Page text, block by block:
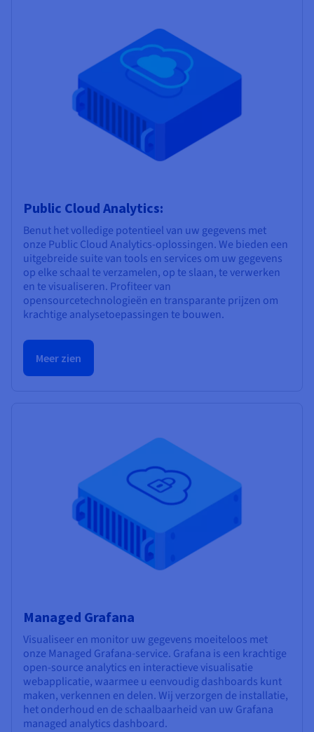
Public Cloud Analytics:
Benut het volledige potentieel van uw gegevens met
onze Public Cloud Analytics-oplossingen. We bieden een
uitgebreide suite van tools en services om uw gegevens
op elke schaal te verzamelen, op te slaan, te verwerken
en te visualiseren. Profiteer van
opensourcetechnologieën en transparante prijzen om
krachtige analysetoepassingen te bouwen.
Meer zien
Managed Grafana
Visualiseer en monitor uw gegevens moeiteloos met
onze Managed Grafana-service. Grafana is een krachtige
open-source analytics en interactieve visualisatie
webapplicatie, waarmee u eenvoudig dashboards kunt
maken, verkennen en delen. Wij verzorgen de installatie,
het onderhoud en de schaalbaarheid van uw Grafana
managed analytics dashboard.